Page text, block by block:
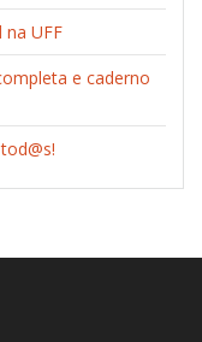
na UFF
e caderno